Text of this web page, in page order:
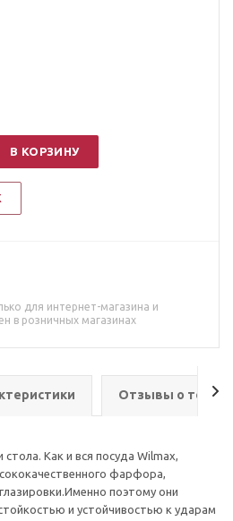
В КОРЗИНУ
для интернет-магазина и
в розничных магазинах
Отзывы о
стола. Как и вся посуда Wilmax,
фарфора,
поэтому они
и устойчивостью к ударам